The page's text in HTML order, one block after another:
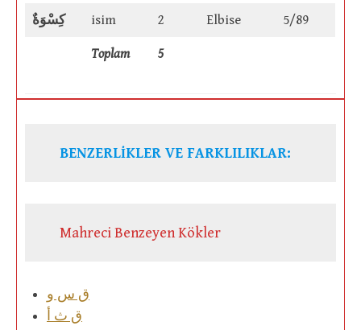
كِسْوَةٌ isim 2 Elbise 5/89
Toplam 5
BENZERLİKLER VE FARKLILIKLAR:
Mahreci Benzeyen Kökler
ق س و
ق ث أ